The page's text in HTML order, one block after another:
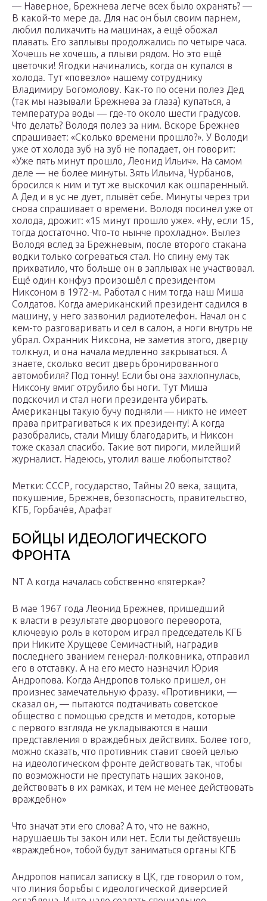
— Наверное, Брежнева легче всех было охранять? —
В какой-то мере да. Для нас он был своим парнем,
любил полихачить на машинах, а ещё обожал
плавать. Его заплывы продолжались по четыре часа.
Хочешь не хочешь, а плыви рядом. Но это ещё
цветочки! Ягодки начинались, когда он купался в
холода. Тут «повезло» нашему сотруднику
Владимиру Богомолову. Как-то по осени полез Дед
(так мы называли Брежнева за глаза) купаться, а
температура воды — где-то около шести градусов.
Что делать? Володя полез за ним. Вскоре Брежнев
спрашивает: «Сколько времени прошло?». У Володи
уже от холода зуб на зуб не попадает, он говорит:
«Уже пять минут прошло, Леонид Ильич». На самом
деле — не более минуты. Зять Ильича, Чурбанов,
бросился к ним и тут же выскочил как ошпаренный.
А Дед и в ус не дует, плывёт себе. Минуты через три
снова спрашивает о времени. Володя посинел уже от
холода, дрожит: «15 минут прошло уже». «Ну, если 15,
тогда достаточно. Что-то нынче прохладно». Вылез
Володя вслед за Брежневым, после второго стакана
водки только согреваться стал. Но спину ему так
прихватило, что больше он в заплывах не участвовал.
Ещё один конфуз произошёл с президентом
Никсоном в 1972-м. Работал с ним тогда наш Миша
Солдатов. Когда американский президент садился в
машину, у него зазвонил радиотелефон. Начал он с
кем-то разговаривать и сел в салон, а ноги внутрь не
убрал. Охранник Никсона, не заметив этого, дверцу
толкнул, и она начала медленно закрываться. А
знаете, сколько весит дверь бронированного
автомобиля? Под тонну! Если бы она захлопнулась,
Никсону вмиг отрубило бы ноги. Тут Миша
подскочил и стал ноги президента убирать.
Американцы такую бучу подняли — никто не имеет
права притрагиваться к их президенту! А когда
разобрались, стали Мишу благодарить, и Никсон
тоже сказал спасибо. Такие вот пироги, милейший
журналист. Надеюсь, утолил ваше любопытство?
Метки: СССР, государство, Тайны 20 века, защита,
покушение, Брежнев, безопасность, правительство,
КГБ, Горбачёв, Арафат
БОЙЦЫ ИДЕОЛОГИЧЕСКОГО
ФРОНТА
NT А когда началась собственно «пятерка»?
В мае 1967 года Леонид Брежнев, пришедший
к власти в результате дворцового переворота,
ключевую роль в котором играл председатель КГБ
при Никите Хрущеве Семичастный, наградив
последнего званием генерал-полковника, отправил
его в отставку. А на его место назначил Юрия
Андропова. Когда Андропов только пришел, он
произнес замечательную фразу. «Противники, —
сказал он, — пытаются подтачивать советское
общество с помощью средств и методов, которые
с первого взгляда не укладываются в наши
представления о враждебных действиях. Более того,
можно сказать, что противник ставит своей целью
на идеологическом фронте действовать так, чтобы
по возможности не преступать наших законов,
действовать в их рамках, и тем не менее действовать
враждебно»
Что значат эти его слова? А то, что не важно,
нарушаешь ты закон или нет. Если ты действуешь
«враждебно», тобой будут заниматься органы КГБ
Андропов написал записку в ЦК, где говорил о том,
что линия борьбы с идеологической диверсией